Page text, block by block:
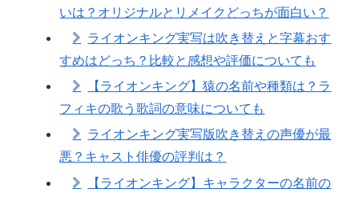
いは？オリジナルとリメイクどっちが面白い？
ライオンキング実写は吹き替えと字幕おす
すめはどっち？比較と感想や評価についても
【ライオンキング】猿の名前や種類は？ラ
フィキの歌う歌詞の意味についても
ライオンキング実写版吹き替えの声優が最
悪？キャスト俳優の評判は？
【ライオンキング】キャラクターの名前の